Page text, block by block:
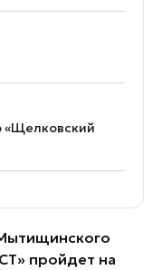
«Щелковский
пройдет на